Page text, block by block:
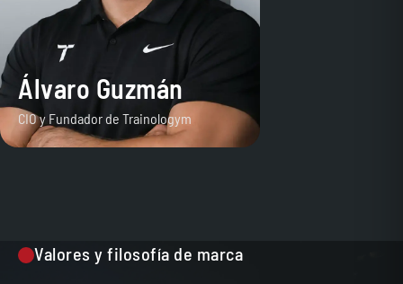
Álvaro Guzmán
CIO y Fundador de Trainologym
Valores y filosofía de marca